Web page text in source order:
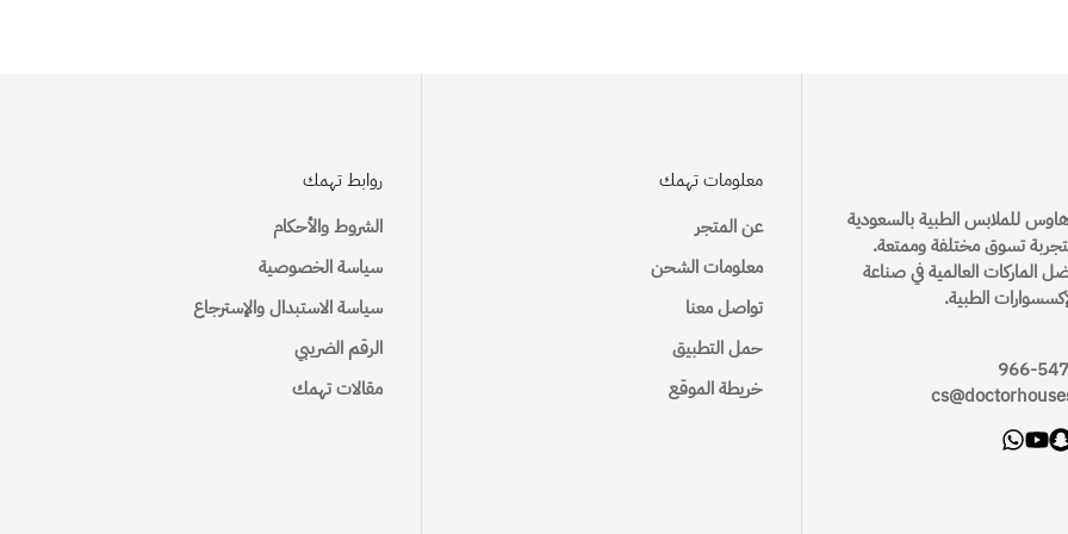
15 S.R
22 S.R
25 S.R
لم يتم نزعها
ريال
للاسترجاع
من تاريخ استلام الطلب
العطور وغيرها
للملابس الطبية بالسعودية
تسوق مختلفة وممتعة.
الماركات العالمية في صناعة
الطبية.
معلومات تهمك
عن المتجر
معلومات الشحن
تواصل معنا
حمل التطبيق
خريطة الموقع
روابط تهمك
الشروط والأحكام
سياسة الخصوصية
سياسة الاستبدال والإسترجاع
الرقم الضريبي
مقالات تهمك